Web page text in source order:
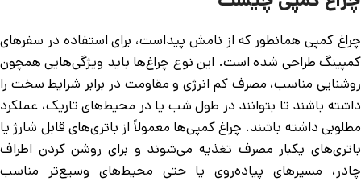
چراغ کمپی همانطور که از نامش پیداست، برای استفاده در سفرهای
کمپینگ طراحی شده است. این نوع چراغ‌ها باید ویژگی‌هایی همچون
روشنایی مناسب، مصرف کم انرژی و مقاومت در برابر شرایط سخت را
داشته باشند تا بتوانند در طول شب یا در محیط‌های تاریک، عملکرد
مطلوبی داشته باشند. چراغ کمپی‌ها معمولاً از باتری‌های قابل شارژ یا
باتری‌های یکبار مصرف تغذیه می‌شوند و برای روشن کردن اطراف
چادر، مسیرهای پیاده‌روی یا حتی محیط‌های وسیع‌تر مناسب